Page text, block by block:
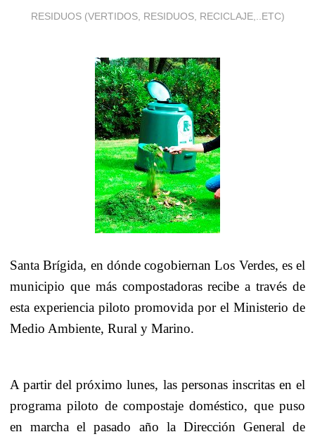
RESIDUOS (VERTIDOS, RESIDUOS, RECICLAJE,..ETC)
Santa Brígida, en dónde cogobiernan Los Verdes, es el
municipio que más compostadoras recibe a través de
esta experiencia piloto promovida por el Ministerio de
Medio Ambiente, Rural y Marino.
A partir del próximo lunes, las personas inscritas en el
programa piloto de compostaje doméstico, que puso
en marcha el pasado año la Dirección General de